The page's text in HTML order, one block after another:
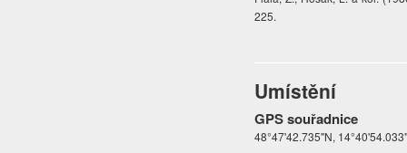
225.
Umístění
GPS souřadnice
48°47'42.735"N,